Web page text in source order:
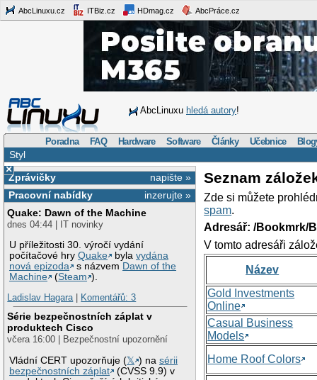
AbcLinuxu.cz ITBiz.cz HDmag.cz AbcPráce.cz
AbcLinuxu hledá autory!
Poradna FAQ Hardware Software Články Učebnice
Styl
×
napište »
Zprávičky
inzerujte »
Pracovní nabídky
Quake: Dawn of the Machine
dnes 04:44 | IT novinky
U příležitosti 30. výročí vydání
počítačové hryQuake bylavydána
nová epizoda
s názvem Dawn of the
Machine
(Steam ).
Ladislav Hagara| Komentářů: 3
Série bezpečnostních záplat v
produktech Cisco
včera 16:00 | Bezpečnostní upozornění
Vládní CERT upozorňuje (𝕏 ) nasérii
bezpečnostních záplat
(CVSS 9.9) v
Seznam
Zde si můžete
spam.
Adresář: /Bookmrk/
V tomto adresáři
Název
Gold Investments
Online
Casual Business
Models
Home Roof Colors